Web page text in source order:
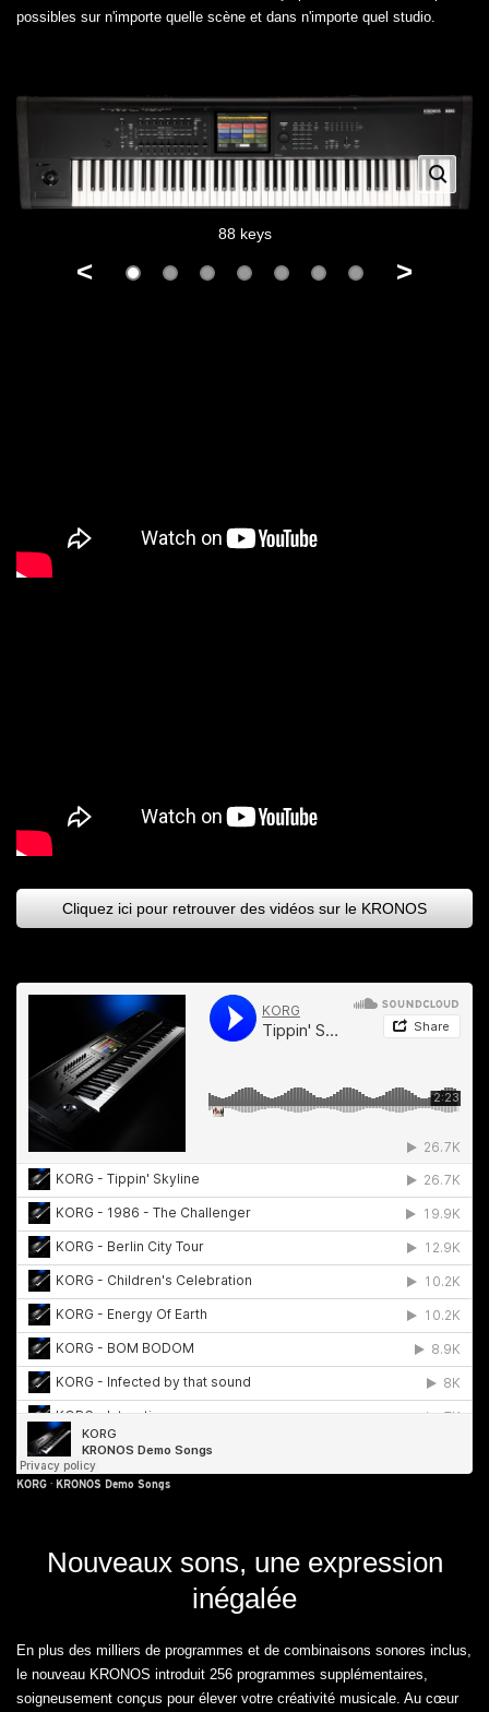
possibles sur n'importe quelle scène et dans n'importe quel studio.
88 keys
< >
Cliquez ici pour retrouver des vidéos sur le KRONOS
KORG · KRONOS Demo Songs
Nouveaux sons, une expression
inégalée
En plus des milliers de programmes et de combinaisons sonores inclus,
le nouveau KRONOS introduit 256 programmes supplémentaires,
soigneusement conçus pour élever votre créativité musicale. Au cœur